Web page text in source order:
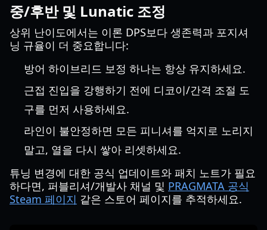
중/후반 및 Lunatic 조정
상위 난이도에서는 이론 DPS보다 생존력과 포지셔
닝 규율이 더 중요합니다:
방어 하이브리드 보정 하나는 항상 유지하세요.
근접 진입을 강행하기 전에 디코이/간격 조절 도
구를 먼저 사용하세요.
라인이 불안정하면 모든 피니셔를 억지로 노리지
말고, 열을 다시 쌓아 리셋하세요.
튜닝 변경에 대한 공식 업데이트와 패치 노트가 필요
하다면, 퍼블리셔/개발사 채널 및 PRAGMATA 공식
Steam 페이지 같은 스토어 페이지를 추적하세요.